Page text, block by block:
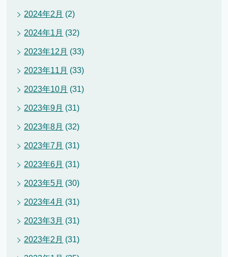
2024年2月 (2)
2024年1月 (32)
2023年12月 (33)
2023年11月 (33)
2023年10月 (31)
2023年9月 (31)
2023年8月 (32)
2023年7月 (31)
2023年6月 (31)
2023年5月 (30)
2023年4月 (31)
2023年3月 (31)
2023年2月 (31)